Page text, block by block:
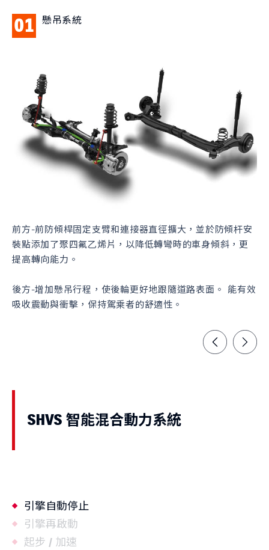
01 懸吊系統
前方-前防傾桿固定支臂和連接器直徑擴大，並於防傾杆安
裝點添加了聚四氟乙烯片，以降低轉彎時的車身傾斜，更
提高轉向能力。
後方-增加懸吊行程，使後輪更好地跟隨道路表面。 能有效
吸收震動與衝擊，保持駕乘者的舒適性。
SHVS 智能混合動力系統
引擎自動停止
引擎再啟動
起步 / 加速